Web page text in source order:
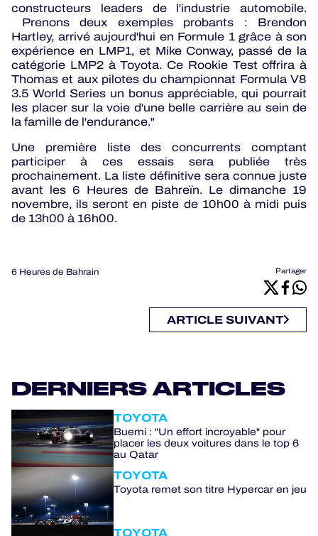
constructeurs leaders de l'industrie automobile.
Prenons deux exemples probants : Brendon
Hartley, arrivé aujourd'hui en Formule 1 grâce à son
expérience en LMP1, et Mike Conway, passé de la
catégorie LMP2 à Toyota. Ce Rookie Test offrira à
Thomas et aux pilotes du championnat Formula V8
3.5 World Series un bonus appréciable, qui pourrait
les placer sur la voie d'une belle carrière au sein de
la famille de l'endurance."
Une première liste des concurrents comptant
participer à ces essais sera publiée très
prochainement. La liste définitive sera connue juste
avant les 6 Heures de Bahreïn. Le dimanche 19
novembre, ils seront en piste de 10h00 à midi puis
de 13h00 à 16h00.
6 Heures de Bahrain Partager
ARTICLE SUIVANT
DERNIERS ARTICLES
TOYOTA
Buemi : "Un effort incroyable" pour
placer les deux voitures dans le top 6
au Qatar
TOYOTA
Toyota remet son titre Hypercar en jeu